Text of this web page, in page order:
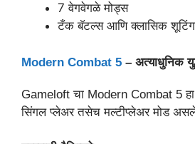
7 वेगवेगळे मोड्स
टँक बॅटल्स आणि क्लासिक
Modern Combat 5 – अत्याधुनिक
Gameloft चा Modern Combat 5 हा
सिंगल प्लेअर तसेच मल्टीप्लेअर मोड